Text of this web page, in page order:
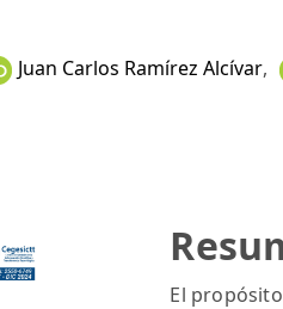
Juan Carlos Ramírez Alcívar,
El